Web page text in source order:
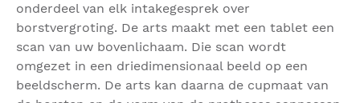
onderdeel van elk intakegesprek over
borstvergroting. De arts maakt met een tablet een
scan van uw bovenlichaam. Die scan wordt
omgezet in een driedimensionaal beeld op een
beeldscherm. De arts kan daarna de cupmaat van